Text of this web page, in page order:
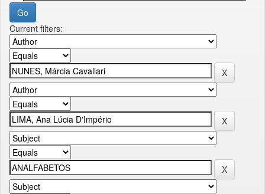
Current filters: